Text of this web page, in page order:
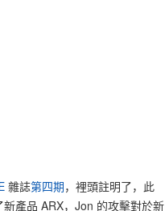
雜誌第四期，裡頭註明了，此
產品 ARX，Jon 的攻擊對於新